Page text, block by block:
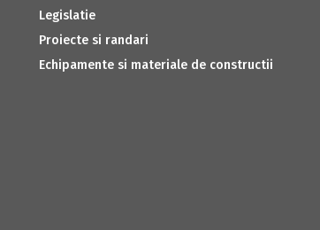
Legislatie
Proiecte si randari
Echipamente si materiale de constructii